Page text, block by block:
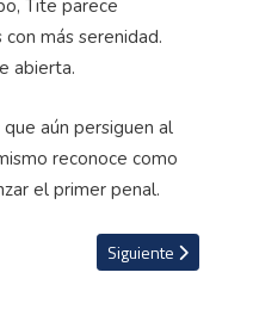
Tite parece
más serenidad.
abierta.
aún persiguen al
reconoce como
el primer penal.
vence sin problemas al
Artículo siguiente:
Siguiente